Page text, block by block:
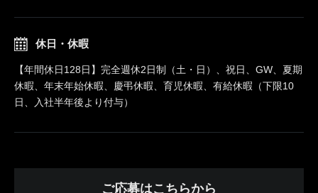
休日・休暇
【年間休日128日】完全週休2日制（土・日）、祝日、GW、夏期
休暇、年末年始休暇、慶弔休暇、育児休暇、有給休暇（下限10
日、入社半年後より付与）
ご応募はこちらから